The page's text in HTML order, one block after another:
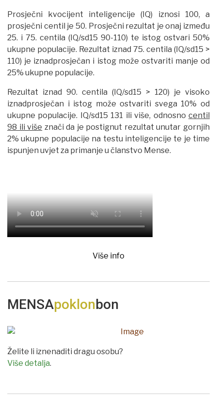
Prosječni kvocijent inteligencije (IQ) iznosi 100, a
prosječni centil je 50. Prosječni rezultat je onaj između
25. i 75. centila (IQ/sd15 90-110) te istog ostvari 50%
ukupne populacije. Rezultat iznad 75. centila (IQ/sd15 >
110) je iznadprosječan i istog može ostvariti manje od
25% ukupne populacije.
Rezultat iznad 90. centila (IQ/sd15 > 120) je visoko
iznadprosječan i istog može ostvariti svega 10% od
ukupne populacije. IQ/sd15 131 ili više, odnosno centil
98 ili više znači da je postignut rezultat unutar gornjih
2% ukupne populacije na testu inteligencije te je time
ispunjen uvjet za primanje u članstvo Mense.
Više info
MENSApoklonbon
Želite li iznenaditi dragu osobu?
Više detalja.